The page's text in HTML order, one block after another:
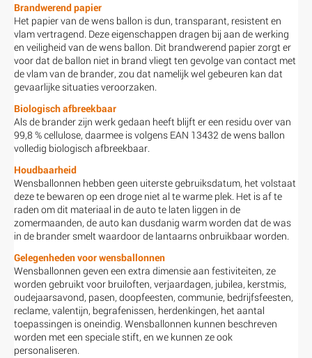
Brandwerend papier
Het papier van de wens ballon is dun, transparant, resistent en
vlam vertragend. Deze eigenschappen dragen bij aan de werking
en veiligheid van de wens ballon. Dit brandwerend papier zorgt er
voor dat de ballon niet in brand vliegt ten gevolge van contact met
de vlam van de brander, zou dat namelijk wel gebeuren kan dat
gevaarlijke situaties veroorzaken.
Biologisch afbreekbaar
Als de brander zijn werk gedaan heeft blijft er een residu over van
99,8 % cellulose, daarmee is volgens EAN 13432 de wens ballon
volledig biologisch afbreekbaar.
Houdbaarheid
Wensballonnen hebben geen uiterste gebruiksdatum, het volstaat
deze te bewaren op een droge niet al te warme plek. Het is af te
raden om dit materiaal in de auto te laten liggen in de
zomermaanden, de auto kan dusdanig warm worden dat de was
in de brander smelt waardoor de lantaarns onbruikbaar worden.
Gelegenheden voor wensballonnen
Wensballonnen geven een extra dimensie aan festiviteiten, ze
worden gebruikt voor bruiloften, verjaardagen, jubilea, kerstmis,
oudejaarsavond, pasen, doopfeesten, communie, bedrijfsfeesten,
reclame, valentijn, begrafenissen, herdenkingen, het aantal
toepassingen is oneindig. Wensballonnen kunnen beschreven
worden met een speciale stift, en we kunnen ze ook
personaliseren.